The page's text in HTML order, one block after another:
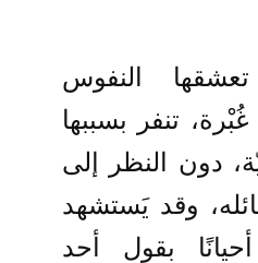
النفوس
غُبْرة، تنفر بسببها
دون النظر إلى
وقد يَستشهد
بقول أحد